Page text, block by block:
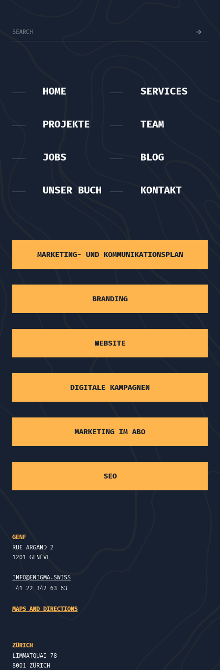
HOME SERVICES
PROJEKTE TEAM
JOBS BLOG
UNSER BUCH KONTAKT
MARKETING- UND KOMMUNIKATIONSPLAN
BRANDING
WEBSITE
DIGITALE KAMPAGNEN
MARKETING IM ABO
SEO
GENF
RUE ARGAND 2
1201 GENÈVE
INFO@ENIGMA.SWISS
+41 22 342 63 63
MAPS AND DIRECTIONS
ZÜRICH
LIMMATQUAI 78
8001 ZÜRICH